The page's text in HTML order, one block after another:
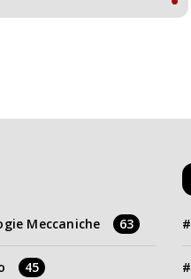
Meccaniche 63
45